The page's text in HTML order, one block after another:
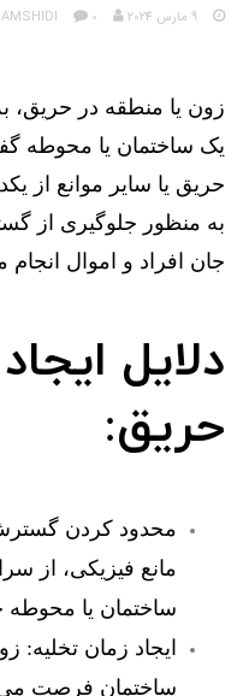
9 مارس 2024 0 نظر
زون یا منطقه در
یک ساختمان یا محوطه
حریق یا سایر موانع از
به منظور جلوگیری از
جان افراد و اموال
دلایل
حریق:
محدود کردن
مانع فیزیکی، از
ساختمان یا محوطه
ایجاد زمان تخلیه:
ساختمان فرصت